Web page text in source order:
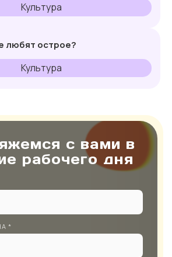
Культура
любят острое?
Культура
с вами в
рабочего дня
*